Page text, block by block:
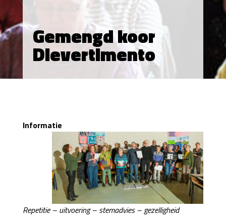
Gemengd koor
Dievertimento
Informatie
Repetitie – uitvoering – stemadvies – gezelligheid